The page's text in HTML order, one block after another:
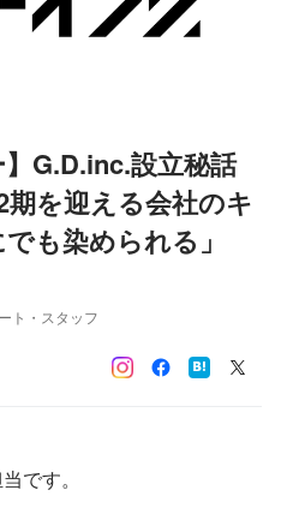
】G.D.inc.設立秘話
を迎える会社のキ
も染められる」
ト・スタッフ
です。